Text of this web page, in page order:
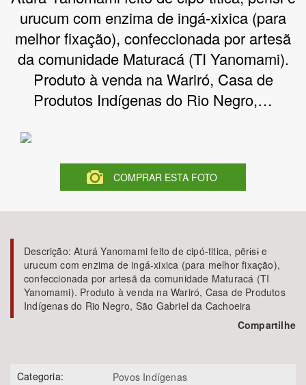
Bioma / Bacia
Tema
Subtema
Área de Levantamento
urucum com enzima de ingá-xixica (para
melhor fixação), confeccionada por artesã
da comunidade Maturacá (TI Yanomami).
Produto à venda na Wariró, Casa de
Produtos Indígenas do Rio Negro,…
COMPRAR ESTA FOTO
Descrição:Aturá Yanomami feito de cipó-titica, përɨsɨ e
urucum com enzima de ingá-xixica (para melhor fixação),
confeccionada por artesã da comunidade Maturacá (TI
Yanomami). Produto à venda na Wariró, Casa de Produtos
Indígenas do Rio Negro, São Gabriel da Cachoeira
Compartilhe
Categoria:
Povos Indígenas